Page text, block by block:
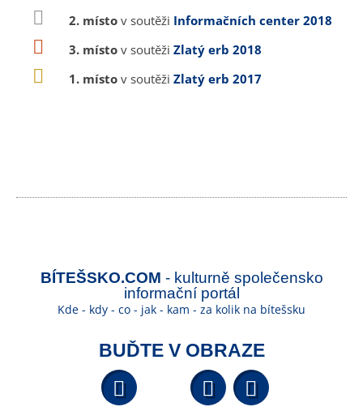
2. místo v soutěži Informačních center 2018
3. místo v soutěži Zlatý erb 2018
1. místo v soutěži Zlatý erb 2017
BÍTEŠSKO.COM - kulturně společensko
informační portál
Kde - kdy - co - jak - kam - za kolik na bítešsku
BUĎTE V OBRAZE
Facebook YouTube